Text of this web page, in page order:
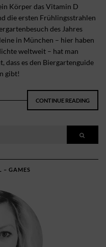
Körper das Vitamin D
die ersten Frühlingsstrahlen
des Jahres
in München – hier haben
weltweit – hat man
dass es den Biergartenguide
gibt!
CONTINUE READING
– GAMES